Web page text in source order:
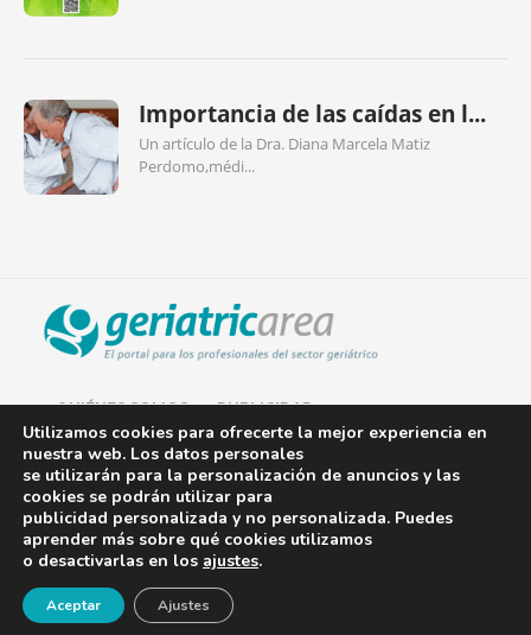
Importancia de las caídas en l...
Un artículo de la Dra. Diana Marcela Matiz
Perdomo,médi...
QUIÉNES SOMOS PUBLICIDAD
AVISO LEGAL
POLÍTICA DE COOKIES
POLÍTICA DE PRIVACIDAD
CONTACTO¡Newsletter!
Utilizamos cookies para ofrecerte la mejor experiencia en
nuestra web. Los datos personales
se utilizarán para la personalización de anuncios y las
cookies se podrán utilizar para
publicidad personalizada y no personalizada. Puedes
aprender más sobre qué cookies utilizamos
o desactivarlas en los ajustes.
Aceptar Ajustes